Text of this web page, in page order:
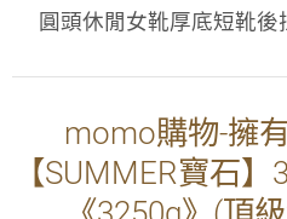
圓頭休閒女靴厚底短靴後
momo購物-擁
【SUMMER寶石